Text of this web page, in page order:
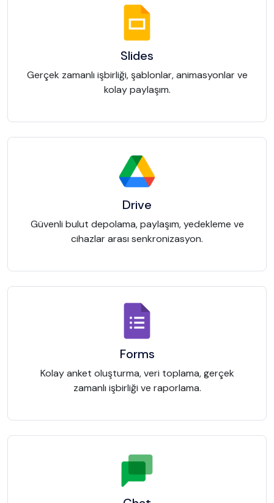
Slides
Gerçek zamanlı işbirliği, şablonlar, animasyonlar ve
kolay paylaşım.
Drive
Güvenli bulut depolama, paylaşım, yedekleme ve
cihazlar arası senkronizasyon.
Forms
Kolay anket oluşturma, veri toplama, gerçek
zamanlı işbirliği ve raporlama.